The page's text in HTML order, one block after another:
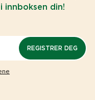
din!
REGISTRER DEG